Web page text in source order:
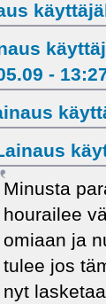
-
Minusta
hourailee
omiaan ja
tulee jos
nyt